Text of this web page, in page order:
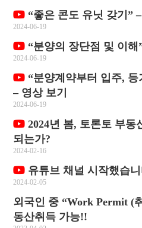
“좋은 콘도 유닛 갖기”
2024-06-19
“분양의 장단점 및 이해
2024-06-19
“분양계약부터 입주,
– 영상 보기
2024-06-19
2024년 봄, 토론토 부동
되는가?
2024-02-16
유튜브 채널 시작했습
2024-02-05
외국인 중 “Work Permit (
동산취득 가능!!